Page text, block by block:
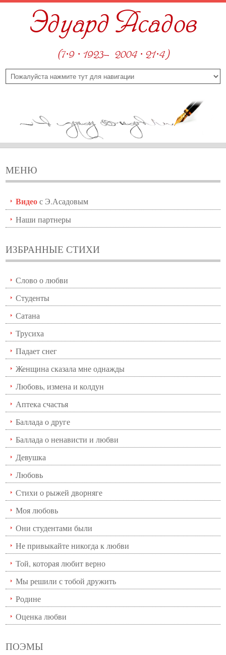
Эдуард Асадов
(7·9 · 1923—2004 · 21·4)
МЕНЮ
Видеос Э.Асадовым
Наши партнеры
ИЗБРАННЫЕ СТИХИ
Слово о любви
Студенты
Сатана
Трусиха
Падает снег
Женщина сказала мне однажды
Любовь, измена и колдун
Аптека счастья
Баллада о друге
Баллада о ненависти и любви
Девушка
Любовь
Стихи о рыжей дворняге
Моя любовь
Они студентами были
Не привыкайте никогда к любви
Той, которая любит верно
Мы решили с тобой дружить
Родине
Оценка любви
ПОЭМЫ